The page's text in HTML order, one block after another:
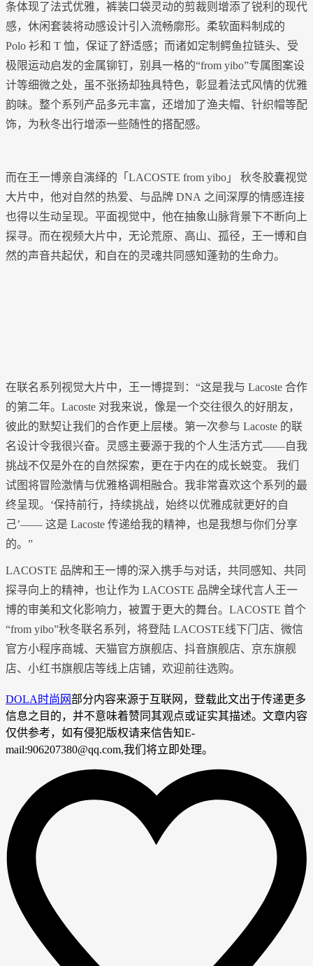
条体现了法式优雅，裤装口袋灵动的剪裁则增添了锐利的现代
感，休闲套装将动感设计引入流畅廓形。柔软面料制成的
Polo 衫和 T 恤，保证了舒适感；而诸如定制鳄鱼拉链头、受
极限运动启发的金属铆钉，别具一格的“from yibo”专属图案设
计等细微之处，虽不张扬却独具特色，彰显着法式风情的优雅
韵味。整个系列产品多元丰富，还增加了渔夫帽、针织帽等配
饰，为秋冬出行增添一些随性的搭配感。
而在王一博亲自演绎的「LACOSTE from yibo」 秋冬胶囊视觉
大片中，他对自然的热爱、与品牌 DNA 之间深厚的情感连接
也得以生动呈现。平面视觉中，他在抽象山脉背景下不断向上
探寻。而在视频大片中，无论荒原、高山、孤径，王一博和自
然的声音共起伏，和自在的灵魂共同感知蓬勃的生命力。
在联名系列视觉大片中，王一博提到：“这是我与 Lacoste 合作
的第二年。Lacoste 对我来说，像是一个交往很久的好朋友，
彼此的默契让我们的合作更上层楼。第一次参与 Lacoste 的联
名设计令我很兴奋。灵感主要源于我的个人生活方式——自我
挑战不仅是外在的自然探索，更在于内在的成长蜕变。 我们
试图将冒险激情与优雅格调相融合。我非常喜欢这个系列的最
终呈现。‘保持前行，持续挑战，始终以优雅成就更好的自
己’—— 这是 Lacoste 传递给我的精神，也是我想与你们分享
的。”
LACOSTE 品牌和王一博的深入携手与对话，共同感知、共同
探寻向上的精神，也让作为 LACOSTE 品牌全球代言人王一
博的审美和文化影响力，被置于更大的舞台。LACOSTE 首个
“from yibo”秋冬联名系列，将登陆 LACOSTE线下门店、微信
官方小程序商城、天猫官方旗舰店、抖音旗舰店、京东旗舰
店、小红书旗舰店等线上店铺，欢迎前往选购。
DOLA时尚网部分内容来源于互联网，登载此文出于传递更多
信息之目的，并不意味着赞同其观点或证实其描述。文章内容
仅供参考，如有侵犯版权请来信告知E-
mail:906207380@qq.com,我们将立即处理。